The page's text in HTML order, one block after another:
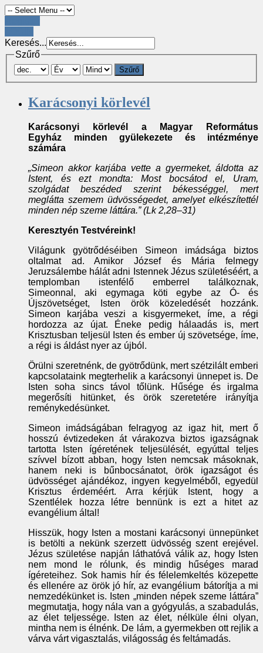
Keresés...
Szűrő
Szűrő
Karácsonyi körlevél
Karácsonyi körlevél a Magyar Református
Egyház minden gyülekezete és intézménye
számára
„Simeon akkor karjába vette a gyermeket, áldotta az
Istent, és ezt mondta: Most bocsátod el, Uram,
szolgádat beszéded szerint békességgel, mert
meglátta szemem üdvösségedet, amelyet elkészítettél
minden nép szeme láttára.” (Lk 2,28–31)
Keresztyén Testvéreink!
Világunk gyötrődéséiben Simeon imádsága biztos
oltalmat ad. Amikor József és Mária felmegy
Jeruzsálembe hálát adni Istennek Jézus születéséért, a
templomban istenfélő emberrel találkoznak,
Simeonnal, aki egymaga köti egybe az Ó- és
Újszövetséget, Isten örök közeledését hozzánk.
Simeon karjába veszi a kisgyermeket, íme, a régi
hordozza az újat. Éneke pedig hálaadás is, mert
Krisztusban teljesül Isten és ember új szövetsége, íme,
a régi is áldást nyer az újból.
Örülni szeretnénk, de gyötrődünk, mert szétzilált emberi
kapcsolataink megterhelik a karácsonyi ünnepet is. De
Isten soha sincs távol tőlünk. Hűsége és irgalma
megerősíti hitünket, és örök szeretetére irányítja
reménykedésünket.
Simeon imádságában felragyog az igaz hit, mert ő
hosszú évtizedeken át várakozva biztos igazságnak
tartotta Isten ígéretének teljesülését, egyúttal teljes
szívvel bízott abban, hogy Isten nemcsak másoknak,
hanem neki is bűnbocsánatot, örök igazságot és
üdvösséget ajándékoz, ingyen kegyelméből, egyedül
Krisztus érdeméért. Arra kérjük Istent, hogy a
Szentlélek hozza létre bennünk is ezt a hitet az
evangélium által!
Hisszük, hogy Isten a mostani karácsonyi ünnepünket
is betölti a nekünk szerzett üdvösség szent erejével.
Jézus születése napján láthatóvá válik az, hogy Isten
nem mond le rólunk, és mindig hűséges marad
ígéreteihez. Sok hamis hír és félelemkeltés közepette
és ellenére az örök jó hír, az evangélium bátorítja a mi
nemzedékünket is. Isten „minden népek szeme láttára”
megmutatja, hogy nála van a gyógyulás, a szabadulás,
az élet teljessége. Isten az élet, nélküle élni olyan,
mintha nem is élnénk. De lám, a gyermekben ott rejlik a
várva várt vigasztalás, világosság és feltámadás.